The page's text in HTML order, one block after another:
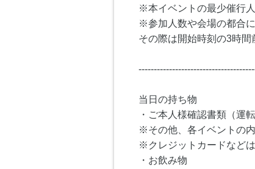
※本イベントの最少催行
※参加人数や会場の都合
その際は開始時刻の3時間
当日の持ち物
・ご本人様確認書類（運
※その他、各イベントの
※クレジットカードなど
・お飲み物